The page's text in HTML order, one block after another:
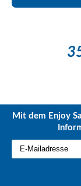
Mit dem Enjoy